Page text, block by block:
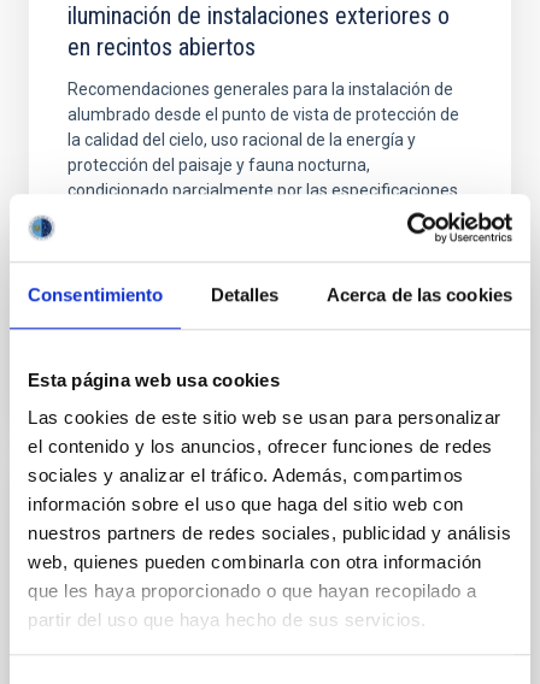
Consentimiento Detalles Acerca de las cookies
Esta página web usa cookies
Las cookies de este sitio web se usan para personalizar
el contenido y los anuncios, ofrecer funciones de redes
sociales y analizar el tráfico. Además, compartimos
información sobre el uso que haga del sitio web con
nuestros partners de redes sociales, publicidad y análisis
web, quienes pueden combinarla con otra información
que les haya proporcionado o que hayan recopilado a
partir del uso que haya hecho de sus servicios.
iluminación de instalaciones exteriores o
en recintos abiertos
Recomendaciones generales para la instalación de
alumbrado desde el punto de vista de protección de
la calidad del cielo, uso racional de la energía y
protección del paisaje y fauna nocturna,
condicionado parcialmente por las especificaciones
de las normativas sectoriales de seguridad en cada
Fecha 01/10/2024
RECOMENDADOS EN EL EXTERIOR O EN
RECINTOS ABIERTOS
DOCUMENTO TÉCNICO/MANUAL
Tabla Niveles Une EN13201 - SUA-4
Guía práctica de niveles de iluminación según EN-
13201 y RD1890/08. NOTA SUA 4.1: Otros